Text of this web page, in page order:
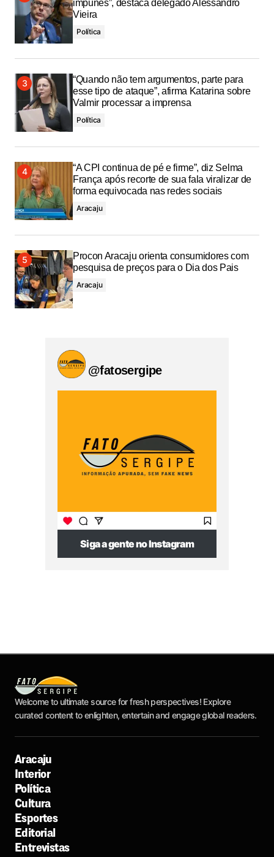
impunes”, destaca delegado Alessandro
Vieira
Política
“Quando não tem argumentos, parte para
esse tipo de ataque”, afirma Katarina sobre
Valmir processar a imprensa
Política
“A CPI continua de pé e firme”, diz Selma
França após recorte de sua fala viralizar de
forma equivocada nas redes sociais
Aracaju
Procon Aracaju orienta consumidores com
pesquisa de preços para o Dia dos Pais
Aracaju
@fatosergipe
Siga a gente no Instagram
Welcome to ultimate source for fresh perspectives! Explore
curated content to enlighten, entertain and engage global readers.
Aracaju
Interior
Política
Cultura
Esportes
Editorial
Entrevistas